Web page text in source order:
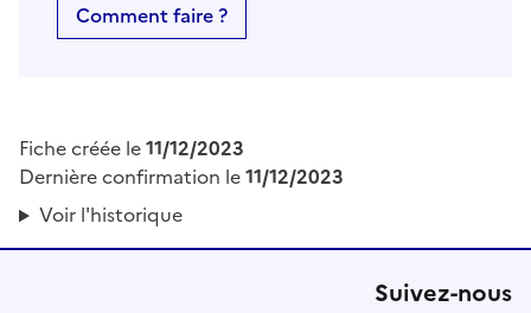
Comment faire ?
Fiche créée le11/12/2023
Dernière confirmation le11/12/2023
Voir l'historique
Suivez-nous